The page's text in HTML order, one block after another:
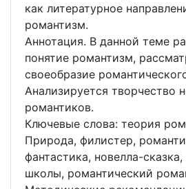
как литературное
романтизм.
Аннотация. В данной теме
понятие романтизм,
своеобразие
Анализируется творчество
романтиков.
Ключевые слова: теория
Природа, филистер,
фантастика, новелла-
школы, романтический